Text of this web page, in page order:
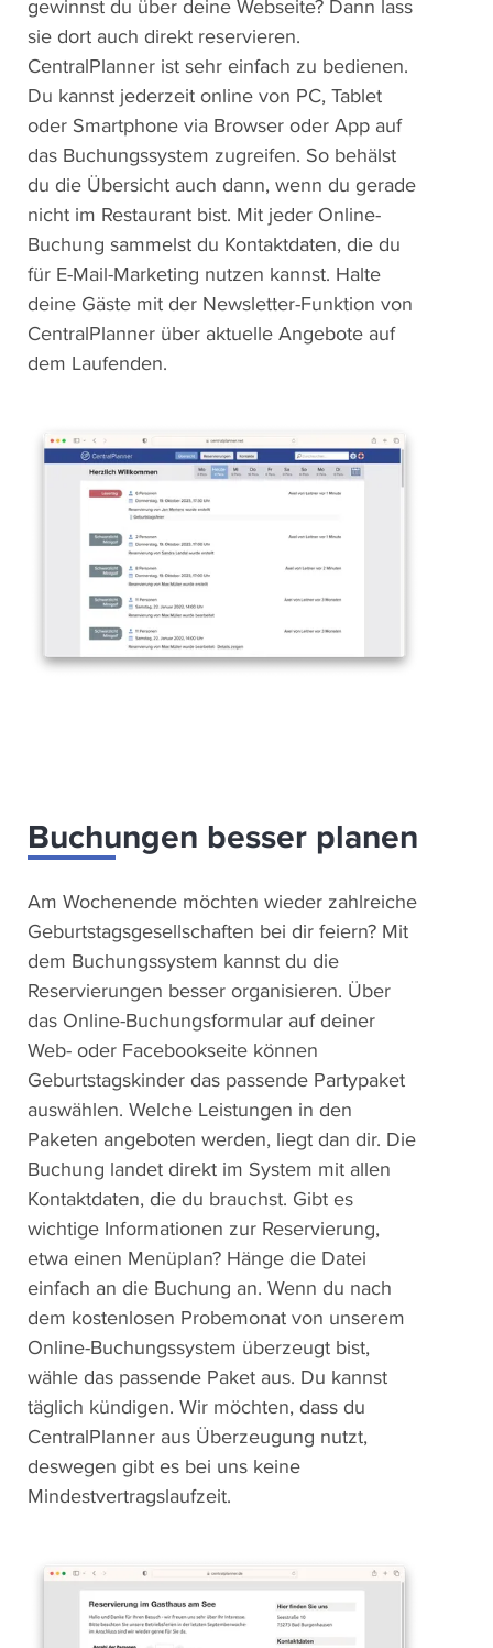
gewinnst du über deine Webseite? Dann lass
sie dort auch direkt reservieren.
CentralPlanner ist sehr einfach zu bedienen.
Du kannst jederzeit online von PC, Tablet
oder Smartphone via Browser oder App auf
das Buchungssystem zugreifen. So behälst
du die Übersicht auch dann, wenn du gerade
nicht im Restaurant bist. Mit jeder Online-
Buchung sammelst du Kontaktdaten, die du
für E-Mail-Marketing nutzen kannst. Halte
deine Gäste mit der Newsletter-Funktion von
CentralPlanner über aktuelle Angebote auf
dem Laufenden.
Buchungen besser planen
Am Wochenende möchten wieder zahlreiche
Geburtstagsgesellschaften bei dir feiern? Mit
dem Buchungssystem kannst du die
Reservierungen besser organisieren. Über
das Online-Buchungsformular auf deiner
Web- oder Facebookseite können
Geburtstagskinder das passende Partypaket
auswählen. Welche Leistungen in den
Paketen angeboten werden, liegt dan dir. Die
Buchung landet direkt im System mit allen
Kontaktdaten, die du brauchst. Gibt es
wichtige Informationen zur Reservierung,
etwa einen Menüplan? Hänge die Datei
einfach an die Buchung an. Wenn du nach
dem kostenlosen Probemonat von unserem
Online-Buchungssystem überzeugt bist,
wähle das passende Paket aus. Du kannst
täglich kündigen. Wir möchten, dass du
CentralPlanner aus Überzeugung nutzt,
deswegen gibt es bei uns keine
Mindestvertragslaufzeit.